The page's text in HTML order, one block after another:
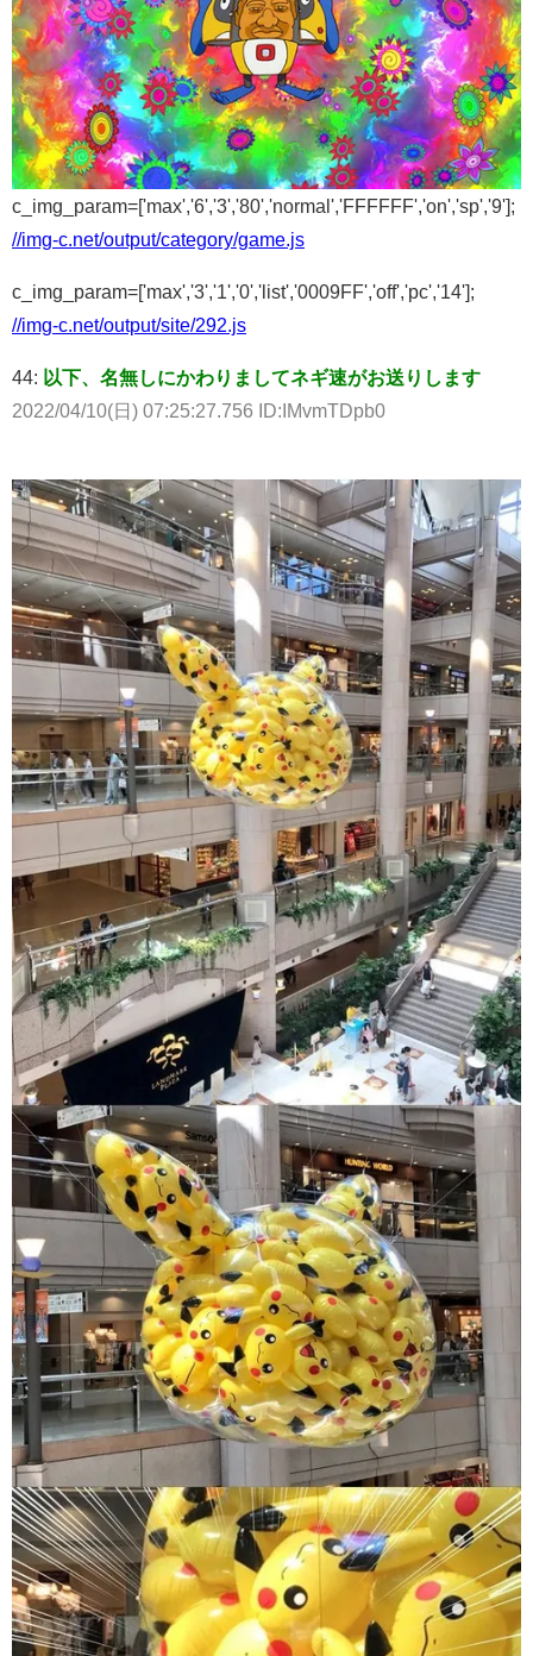
c_img_param=['max','6','3','80','normal','FFFFFF','on','sp','9'];
//img-c.net/output/category/game.js
c_img_param=['max','3','1','0','list','0009FF','off','pc','14'];
//img-c.net/output/site/292.js
44: 以下、名無しにかわりましてネギ速がお送りします
2022/04/10(日) 07:25:27.756 ID:IMvmTDpb0